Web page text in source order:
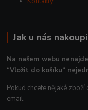
Jak u nás
Na našem webu
“Vložit do košíku“
Pokud chcete nějaké
email.